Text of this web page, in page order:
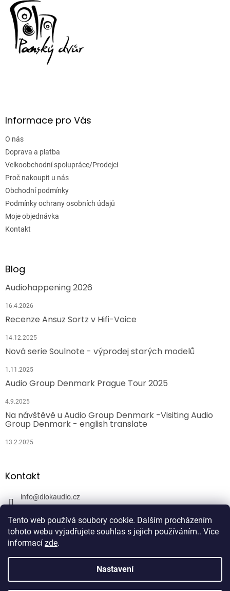
Tento web používá soubory cookie. Dalším procházením
tohoto webu vyjadřujete souhlas s jejich používáním.. Více
informací zde.
Nastavení
Informace pro Vás
O nás
Doprava a platba
Velkoobchodní spolupráce/Prodejci
Proč nakoupit u nás
Obchodní podmínky
Podmínky ochrany osobních údajů
Moje objednávka
Kontakt
Blog
Audiohappening 2026
16.4.2026
Recenze Ansuz Sortz v Hifi-Voice
14.12.2025
Nová serie Soulnote - výprodej starých modelů
1.11.2025
Audio Group Denmark Prague Tour 2025
4.9.2025
Na návštěvě u Audio Group Denmark -Visiting Audio
Group Denmark - english translate
13.2.2025
Kontakt
info@diokaudio.cz
DiokAudio.cz - Hifi Studio Pánský Dvůr
Vytvořil Shoptet